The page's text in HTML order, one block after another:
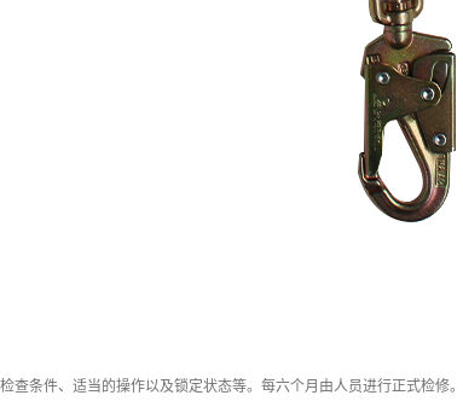
查条件、适当的操作以及锁定状态等。每六个月由人员进行正式检修